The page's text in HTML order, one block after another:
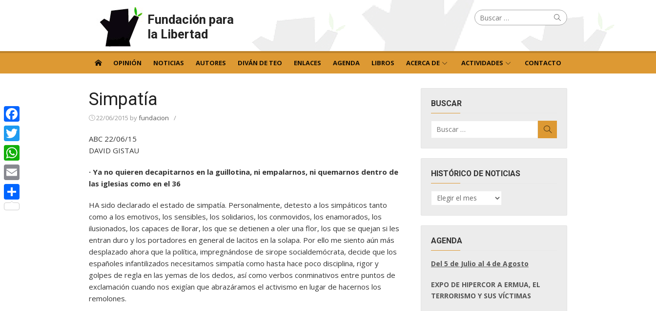
Fundación para
la Libertad
Buscar
por: Buscar
OPINIÓN NOTICIAS AUTORES DIVÁN DE TEO ENLACES AGENDA LIBROS ACERCA DE ACTIVIDADES CONTACTO
Simpatía
22/06/2015 byfundacion /
ABC 22/06/15
DAVID GISTAU
· Ya no quieren decapitarnos en la guillotina, ni empalarnos, ni quemarnos dentro de
las iglesias como en el 36
HA sido declarado el estado de simpatía. Personalmente, detesto a los simpáticos tanto
como a los emotivos, los sensibles, los solidarios, los conmovidos, los enamorados, los
ilusionados, los capaces de llorar, los que se detienen a oler una flor, los que se quejan si les
entran duro y los portadores en general de lacitos en la solapa. Por ello me siento aún más
desplazado ahora que la política, impregnándose de sirope socialdemócrata, decide que los
españoles infantilizados necesitamos simpatía como hasta hace poco disciplina, rigor y
golpes de regla en las yemas de los dedos, así como verbos conminativos entre puntos de
exclamación cuando nos exigían que abrazáramos el activismo en lugar de hacernos los
remolones.
BUSCAR
por:
HISTÓRICO DE NOTICIAS
HISTÓRICO
DE
AGENDA
Del 5 de Julio al 4 de Agosto
EXPO DE HIPERCOR A ERMUA, EL
TERRORISMO Y SUS VÍCTIMAS
Facebook
Twitter
WhatsApp
Email
Compartir